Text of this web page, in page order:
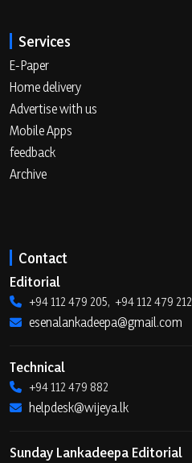
Services
E-Paper
Home delivery
Advertise with us
Mobile Apps
feedback
Archive
Contact
Editorial
+94 112 479 205, +94 112 479 212
esenalankadeepa@gmail.com
Technical
+94 112 479 882
helpdesk@wijeya.lk
Sunday Lankadeepa Editorial